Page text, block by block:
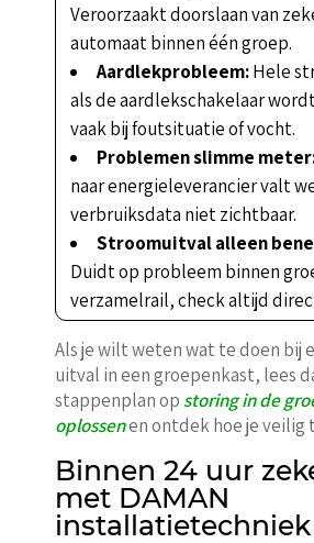
Veroorzaakt doorslaan van
automaat binnen één groep.
Aardlekprobleem:Hele
als de aardlekschakelaar
vaak bij foutsituatie of vocht.
Problemen slimme
naar energieleverancier valt
verbruiksdata niet zichtbaar.
Stroomuitval alleen
Duidt op probleem binnen
verzamelrail, check altijd
Als je wilt weten wat te doen bij
uitval in een groepenkast, lees
stappenplan op storing in de
oplossenen ontdek hoe je veilig
Binnen 24 uur
met DAMAN
installatietechniek